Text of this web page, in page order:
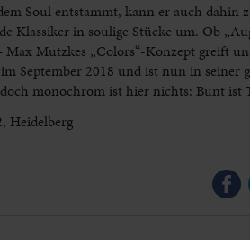
Soul entstammt, kann er auch dahin
Klassiker in soulige Stücke um. Ob
Max Mutzkes „Colors“-Konzept greift
September 2018 und ist nun in
monochrom ist hier nichts: Bunt ist
Heidelberg